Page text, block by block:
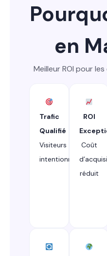
en
Meilleur ROI pour
Trafic
Qualifié
Visiteurs
intentionnistes
ROI
Coût
réduit